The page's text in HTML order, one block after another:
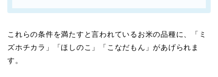
これらの条件を満たすと言われているお米の品種に、「ミ
ズホチカラ」「ほしのこ」「こなだもん」があげられま
す。